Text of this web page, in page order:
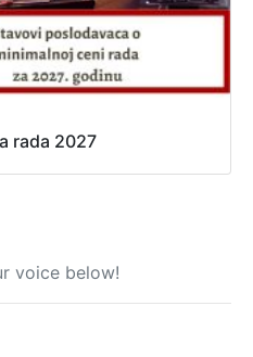
rada 2027
voice below!